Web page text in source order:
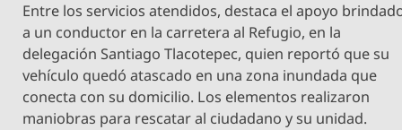
Entre los servicios atendidos, destaca el apoyo
a un conductor en la carretera al Refugio, en la
delegación Santiago Tlacotepec, quien reportó que su
vehículo quedó atascado en una zona inundada que
conecta con su domicilio. Los elementos realizaron
maniobras para rescatar al ciudadano y su unidad.